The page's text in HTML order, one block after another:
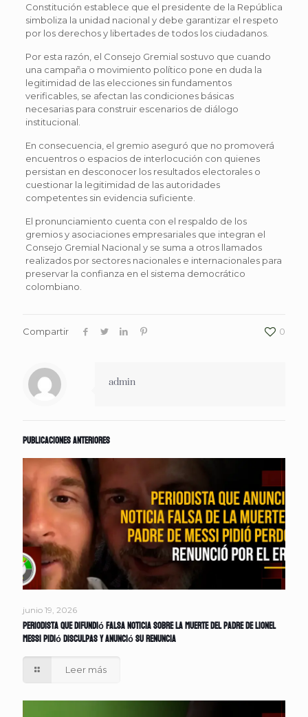
Constitución establece que el presidente de la República
simboliza la unidad nacional y debe garantizar el respeto
por los derechos y libertades de todos los ciudadanos.
Por esta razón, el Consejo Gremial sostuvo que cuando
una campaña o movimiento político pone en duda la
legitimidad de las elecciones sin fundamentos
verificables, se afectan las condiciones básicas
necesarias para construir escenarios de diálogo
institucional.
En consecuencia, el gremio aseguró que no promoverá
encuentros o espacios de interlocución con quienes
persistan en desconocer los resultados electorales o
cuestionar la legitimidad de las autoridades
competentes sin evidencia suficiente.
El pronunciamiento cuenta con el respaldo de los
gremios y asociaciones empresariales que integran el
Consejo Gremial Nacional y se suma a otros llamados
realizados por sectores nacionales e internacionales para
preservar la confianza en el sistema democrático
colombiano.
Compartir 0
admin
Publicaciones anteriores
junio 19, 2026
Periodista que difundió falsa noticia sobre la muerte del padre de Lionel
Messi pidió disculpas y anunció su renuncia
Leer más